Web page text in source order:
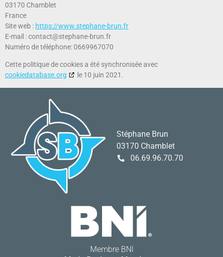
03170 Chamblet
France
Site web : https://www.stephane-brun.fr
E-mail :contact@stephane-brun.fr
Numéro de téléphone: 0669967070
Cette politique de cookies a été synchronisée avec
cookiedatabase.org
le 10 juin 2021.
Stéphane Brun
03170 Chamblet
06.69.96.70.70
Membre BNI